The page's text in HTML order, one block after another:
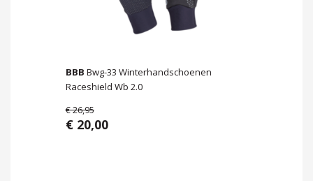
BBB Bwg-33 Winterhandschoenen
Raceshield Wb 2.0
€ 26,95
€ 20,00